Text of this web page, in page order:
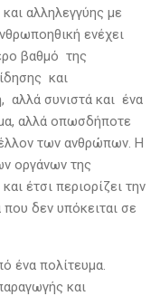
αλληλεγγύης με
ενέχει
βαθμό της
και
αλλά συνιστά και ένα
αλλά οπωσδήποτε
των ανθρώπων. Η
οργάνων της
έτσι περιορίζει την
δεν υπόκειται σε
ένα πολίτευμα.
και